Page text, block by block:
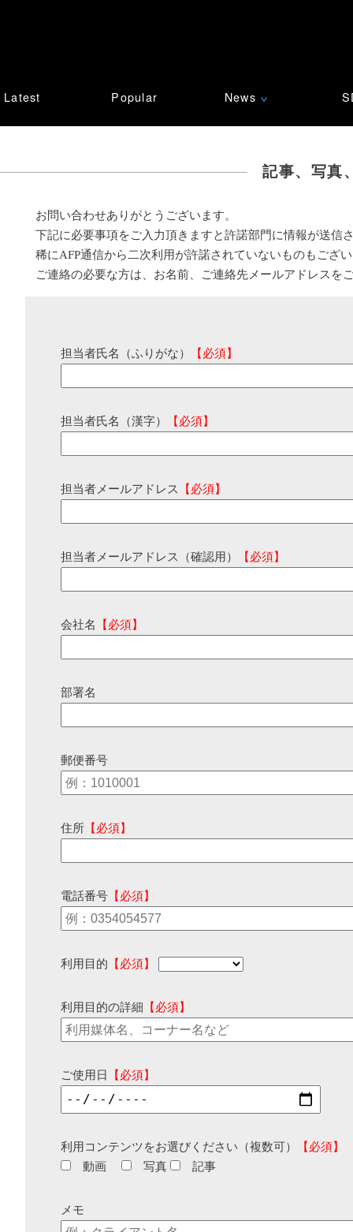
Latest Popular News ∨
記事、写真
お問い合わせありがとうございます。
下記に必要事項をご入力頂きますと許諾部門に情報が送信
稀にAFP通信から二次利用が許諾されていないものもござ
ご連絡の必要な方は、お名前、ご連絡先メールアドレスを
担当者氏名（ふりがな） 【必須】
担当者氏名（漢字） 【必須】
担当者メールアドレス 【必須】
担当者メールアドレス（確認用） 【必須】
会社名 【必須】
部署名
郵便番号
住所 【必須】
電話番号 【必須】
利用目的 【必須】
利用目的の詳細 【必須】
ご使用日 【必須】
利用コンテンツをお選びください（複数可）
【必須】
動画
写真 記事
メモ